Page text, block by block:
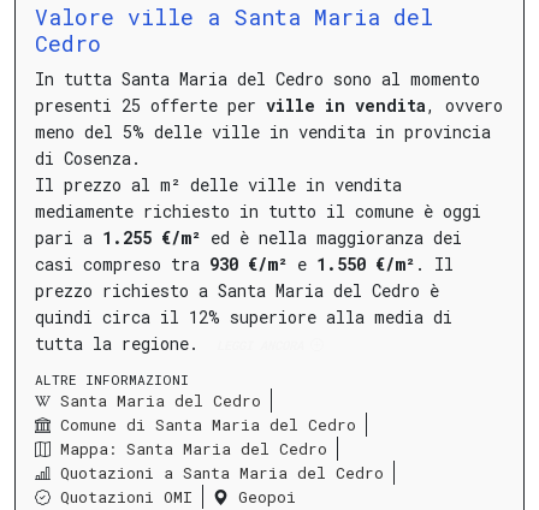
Valore ville a Santa Maria del
Cedro
In tutta Santa Maria del Cedro sono al momento
presenti 25 offerte per ville in vendita, ovvero
meno del 5% delle ville in vendita in provincia
di Cosenza.
Il prezzo al m² delle ville in vendita
mediamente richiesto in tutto il comune è oggi
pari a 1.255 €/m² ed è nella maggioranza dei
casi compreso tra 930 €/m² e 1.550 €/m² . Il
prezzo richiesto a Santa Maria del Cedro è
quindi circa il 12% superiore alla media di
tutta la regione.
ALTRE INFORMAZIONI
Santa Maria del Cedro
Comune di Santa Maria del Cedro
Mappa: Santa Maria del Cedro
Quotazioni a Santa Maria del Cedro
Quotazioni OMI
Geopoi